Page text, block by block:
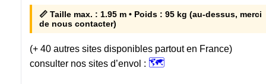
📏 Taille max. : 1.95 m • Poids : 95 kg (au-dessus, merci
de nous contacter)
(+ 40 autres sites disponibles partout en France)
consulter nos sites d’envol : 🗺️